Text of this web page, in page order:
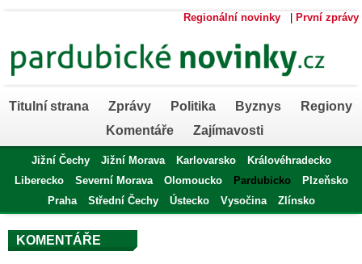
Regionální novinky První zprávy
Titulní strana Zprávy Politika Byznys
Regiony
Komentáře
Zajímavosti
Jižní Čechy Jižní Morava Karlovarsko
Královéhradecko
Liberecko
Severní Morava Olomoucko Pardubicko
Plzeňsko
Praha
Střední Čechy Ústecko Vysočina Zlínsko
KOMENTÁŘE